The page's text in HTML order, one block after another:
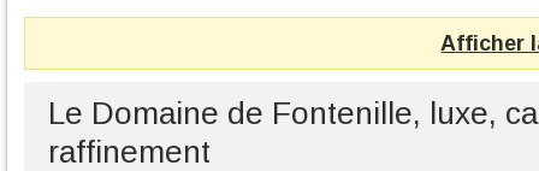
Afficher
Le Domaine de Fontenille, luxe,
raffinement